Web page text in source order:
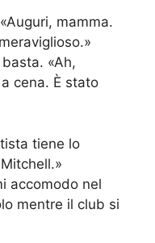
mamma.
«Ah,
cena. È stato
tiene lo
accomodo nel
mentre il club si